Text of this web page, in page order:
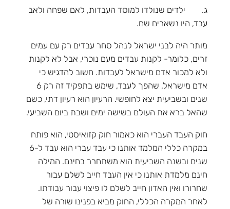
ג. ילדים שנולדו למוסד העבדות, לאם שפחה ולאב
עבד, היו נשארים שם.
מותר היה לבני ישראל לנהל סחר עבדים רק עם עמים
זרים, כלומר- לקנות עבדים מעם נוכרי, אבל לא לקנות
ולא למכור אדם מישראל לעבדות. חשוב להדגיש כי
אדם מישראל, שהפך לעבד, שימש בתפקיד זה רק 6
שנים ובשביעית יצא לחופשי. הרעיון הוא רעיון דתי, כשם
שהאל ברא את העולם בשישה ימים ושבת ביום השביעי.
חוק העבד העברי הוא כאמור חוק קזואיסטי, הוא פותח
במקרה כללי המלמד אותנו כי עבד עברי הוא עבד ל-6
שנים ובשנה השביעית הוא משתחרר בחינם. המילה
חינם מלמדת אותנו כי אין העבד חייב לשלם עבור
שחרורו ואין האדון חייב לשלם לו פיצוי עבור עבודתו.
לאחר המקרה הכללי, החוק מביא בפנינו שורה של